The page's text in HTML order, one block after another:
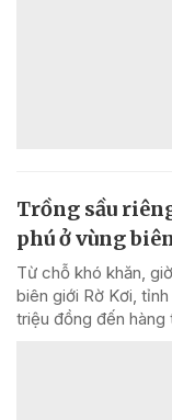
Trồng sầu
phú ở vùng
Từ chỗ khó khăn,
biên giới Rờ Kơi,
triệu đồng đến